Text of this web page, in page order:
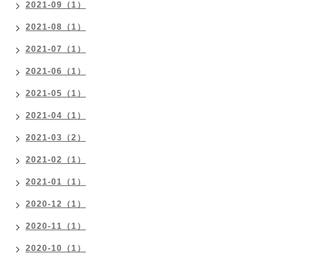
2021-09（1）
2021-08（1）
2021-07（1）
2021-06（1）
2021-05（1）
2021-04（1）
2021-03（2）
2021-02（1）
2021-01（1）
2020-12（1）
2020-11（1）
2020-10（1）